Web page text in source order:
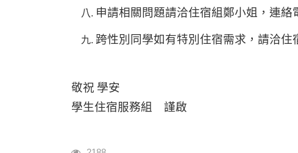
申請相關問題請洽住宿組鄭小姐，連絡
跨性別同學如有特別住宿需求，請洽住
敬祝 學安
學生住宿服務組 謹啟